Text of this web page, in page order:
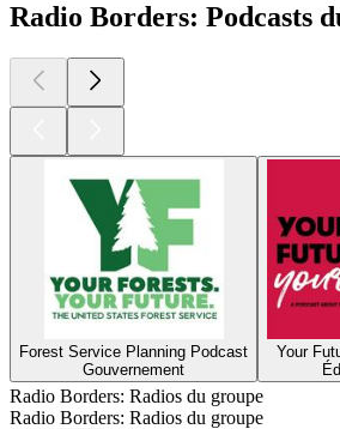
Radio Borders: Podcasts
Forest Service Planning Podcast
Gouvernement
Your
Radio Borders: Radios du groupe
Radio Borders: Radios du groupe